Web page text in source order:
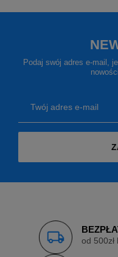
Podaj swój adres e-mail,
Twój adres e-mail
od 500zł